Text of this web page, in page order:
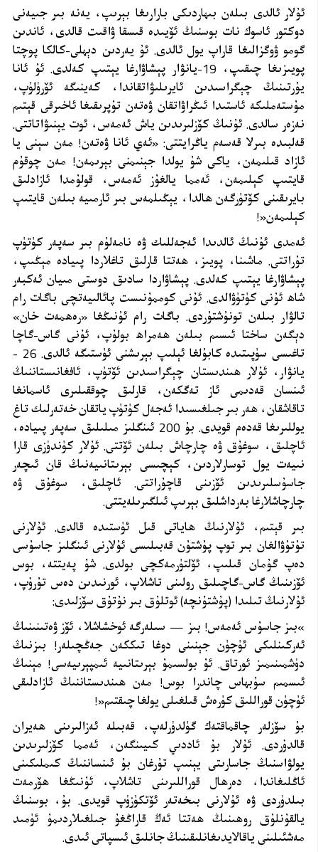
ئۇلار ئالدى بىلەن بىھاردىكى بارارىغا بېرىپ، يەنە بىر جىيەنى
دوكتور ئاسوك نات بوسنىڭ ئۆيىدە قىسقا ۋاقىت قالدى، ئاندىن
گومو ۋوگزالىغا قاراپ يول ئالدى. ئۇ يەردىن دېھلى-كالكا پوچتا
پويىزىغا چىقىپ، 19-يانۋار پېشاۋارغا يېتىپ كەلدى. ئۇ ئانا
يۇرتىنىڭ چېگراسىدىن ئايرىلىۋاتقاندا، كەينىگە ئۆرۈلۈپ،
مۇستەملىكە ئاستىدا ئىڭراۋاتقان ۋەتەن تۇپرىقىغا ئاخىرقى قېتىم
نەزەر سالدى. ئۇنىڭ كۆزلىرىدىن ياش ئەمەس، ئوت يېنىۋاتاتتى.
قەلبىدە بىرلا قەسەم ياڭرايتتى: «ئەي ئانا ۋەتەن! مەن سېنى يا
ئازاد قىلىمەن، ياكى شۇ يولدا جېنىمنى بېرىمەن! مەن چوقۇم
قايتىپ كېلىمەن، ئەمما يالغۇز ئەمەس، قولۇمدا ئازادلىق
بايرىقىنى كۆتۈرگەن ھالدا، يېڭىلمەس بىر ئارمىيە بىلەن قايتىپ
كېلىمەن!»
ئەمدى ئۇنىڭ ئالدىدا ئەجەللىك ۋە نامەلۇم بىر سەپەر كۈتۈپ
تۇراتتى. ماشىنا، پويىز، ھەتتا قارلىق تاغلاردا پىيادە مېڭىپ،
پېشاۋارغا يېتىپ كەلدى. پېشاۋاردا سادىق دوستى مىيان ئەكبەر
شاھ ئۇنى كۈتۈۋالدى. ئۇنى كوممۇنىست پائالىيەتچى باگات رام
تالۋار بىلەن تونۇشتۇردى. باگات رام ئۇنىڭغا «رەھمەت خان»
دېگەن ساختا ئىسىم بىلەن ھەمراھ بولۇپ، ئۇنى گاس-گاچا
تاغىسى سۈپىتىدە كابۇلغا ئېلىپ بېرىشنى ئۈستىگە ئالدى. 26 -
يانۋار، ئۇلار ھىندىستان چېگراسىدىن ئۆتۈپ، ئافغانىستاننىڭ
ئىنسان قەدىمى ئاز تەگكەن، قارلىق چوققىلىرى ئاسمانغا
تاقاشقان، ھەر بىر جىلغىسىدا ئەجەل كۈتۈپ ياتقان خەتەرلىك تاغ
يوللىرىغا قەدەم قويدى. بۇ 200 ئىنگلىز مىلىلىق سەپەر پىيادە،
ئاچلىق، سوغۇق ۋە چارچاش بىلەن ئۆتتى. ئۇلار كۈندۈزى قارا
نىيەت يول توسارلاردىن، كېچىسى بېرىتانىيەنىڭ قان ئىچەر
جاسۇسلىرىدىن ئۆزىنى قاچۇراتتى. ئاچلىق، سوغۇق ۋە
چارچاشلارغا بەرداشلىق بېرىپ ئىلگىرىلەيتتى.
بىر قېتىم، ئۇلارنىڭ ھاياتى قىل ئۈستىدە قالدى. ئۇلارنى
تۇتۇۋالغان بىر توپ پۇشتۇن قەبىلىسى ئۇلارنى ئىنگلىز جاسۇسى
دەپ گۇمان قىلىپ، ئۆلتۈرمەكچى بولدى. شۇ پەيتتە، بوس
ئۆزىنىڭ گاس-گاچىلىق رولىنى تاشلاپ، ئورنىدىن دەس تۇرۇپ،
ئۇلارنىڭ تىلىدا (پۇشتۇنچە) ئوتلۇق بىر نۇتۇق سۆزلىدى:
«بىز جاسۇس ئەمەس! بىز — سىلەرگە ئوخشاشلا، ئۆز ۋەتىنىنىڭ
ئەركىنلىكى ئۈچۈن جېنىنى دوغا تىككەن جەڭچىلەر! بىزنىڭ
دۈشمىنىمىز ئورتاق. ئۇ بولسىمۇ بېرىتانىيە ئىمپېرىيەسى! مېنىڭ
ئىسمىم سۇبھاس چاندرا بوس! مەن ھىندىستاننىڭ ئازادلىقى
ئۈچۈن قوراللىق كۈرەش قىلغىلى يولغا چىقتىم!»
بۇ سۆزلەر چاقماقتەك گۈلدۈرلەپ، قەبىلە ئەزالىرىنى ھەيران
قالدۇردى. ئۇلار بۇ ئاددىي كىيىنگەن، ئەمما كۆزلىرىدىن
يولۋاسنىڭ جاسارىتى يېنىپ تۇرغان بۇ ئىنساننىڭ كىملىكىنى
ئاڭلىغاندا، دەرھال قوراللىرىنى تاشلاپ، ئۇنىڭغا ھۆرمەت
بىلدۈردى ۋە ئۇلارنى بىخەتەر ئۆتكۈزۈپ قويدى. بۇ، بوسنىڭ
يالقۇنلۇق روھىنىڭ ھەتتا ئەڭ قاراڭغۇ جىلغىلاردىمۇ ئۈمىد
مەشئىلىنى ياقالايدىغانلىقىنىڭ جانلىق ئىسپاتى ئىدى.